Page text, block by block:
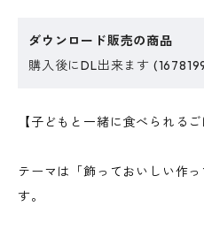
ダウンロード販売の商品
購入後にDL出来ます
【子どもと一緒に食べられる
テーマは「飾っておいしい作
す。